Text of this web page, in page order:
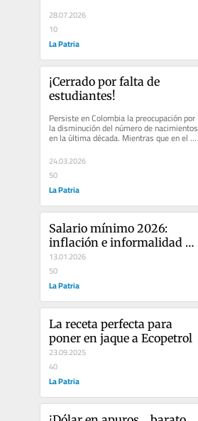
28.07.2026
10
La Patria
¡Cerrado por falta de
estudiantes!
Persiste en Colombia la preocupación por
la disminución del número de nacimientos
en la última década. Mientras que en el
24.03.2026
50
La Patria
Salario mínimo 2026:
inflación e informalidad
por decreto
13.01.2026
50
La Patria
La receta perfecta para
poner en jaque a Ecopetrol
23.09.2025
40
La Patria